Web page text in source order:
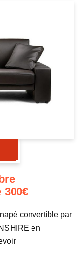
300€
convertible par
en